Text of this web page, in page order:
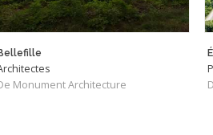
Monument Architecture